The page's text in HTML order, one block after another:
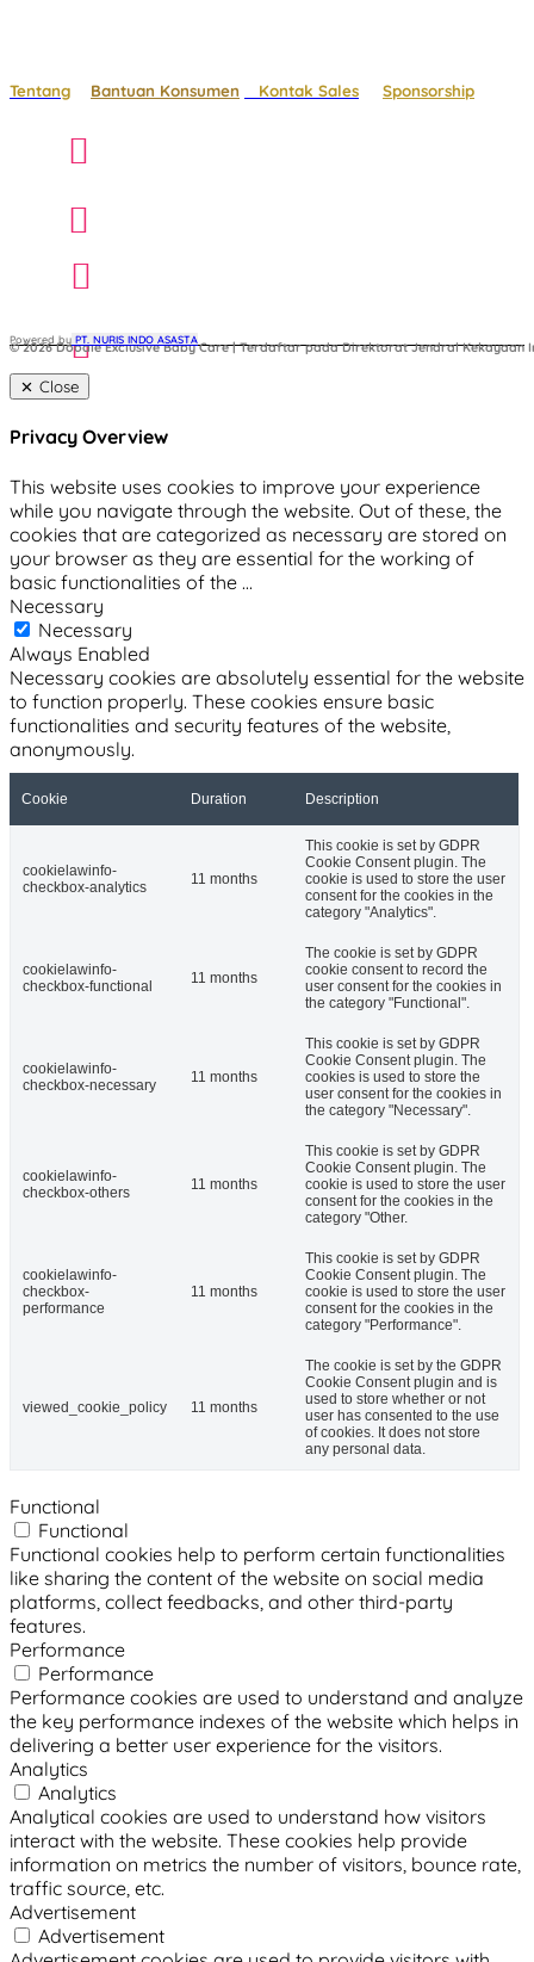
Tentang Bantuan Konsumen Kontak Sales Sponsorship
© 2026 Doodle Exclusive Baby Care | Terdaftar pada Direktorat Jendral Kekayaan
Powered by PT. NURIS INDO ASASTA
Close
Privacy Overview
This website uses cookies to improve your experience
while you navigate through the website. Out of these, the
cookies that are categorized as necessary are stored on
your browser as they are essential for the working of
basic functionalities of the ...
Necessary
Necessary
Always Enabled
Necessary cookies are absolutely essential for the website
to function properly. These cookies ensure basic
functionalities and security features of the website,
anonymously.
Cookie Duration Description
cookielawinfo-
checkbox-analytics
11 months
This cookie is set by GDPR
Cookie Consent plugin. The
cookie is used to store the user
consent for the cookies in the
category "Analytics".
cookielawinfo-
checkbox-functional
11 months
The cookie is set by GDPR
cookie consent to record the
user consent for the cookies in
the category "Functional".
cookielawinfo-
checkbox-necessary
11 months
This cookie is set by GDPR
Cookie Consent plugin. The
cookies is used to store the
user consent for the cookies in
the category "Necessary".
cookielawinfo-
checkbox-others
11 months
This cookie is set by GDPR
Cookie Consent plugin. The
cookie is used to store the user
consent for the cookies in the
category "Other.
cookielawinfo-
checkbox-
performance
11 months
This cookie is set by GDPR
Cookie Consent plugin. The
cookie is used to store the user
consent for the cookies in the
category "Performance".
viewed_cookie_policy 11 months
The cookie is set by the GDPR
Cookie Consent plugin and is
used to store whether or not
user has consented to the use
of cookies. It does not store
any personal data.
Functional
Functional
Functional cookies help to perform certain functionalities
like sharing the content of the website on social media
platforms, collect feedbacks, and other third-party
features.
Performance
Performance
Performance cookies are used to understand and analyze
the key performance indexes of the website which helps in
delivering a better user experience for the visitors.
Analytics
Analytics
Analytical cookies are used to understand how visitors
interact with the website. These cookies help provide
information on metrics the number of visitors, bounce rate,
traffic source, etc.
Advertisement
Advertisement